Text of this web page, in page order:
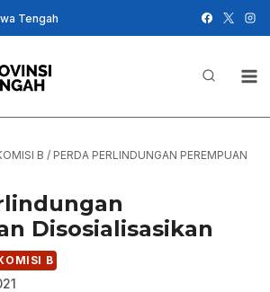
Tengah
B / PERDA PERLINDUNGAN PEREMPUAN
Disosialisasikan
B